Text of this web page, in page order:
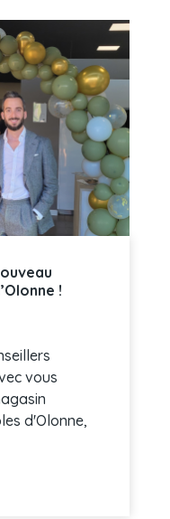
!
vous
d'Olonne,